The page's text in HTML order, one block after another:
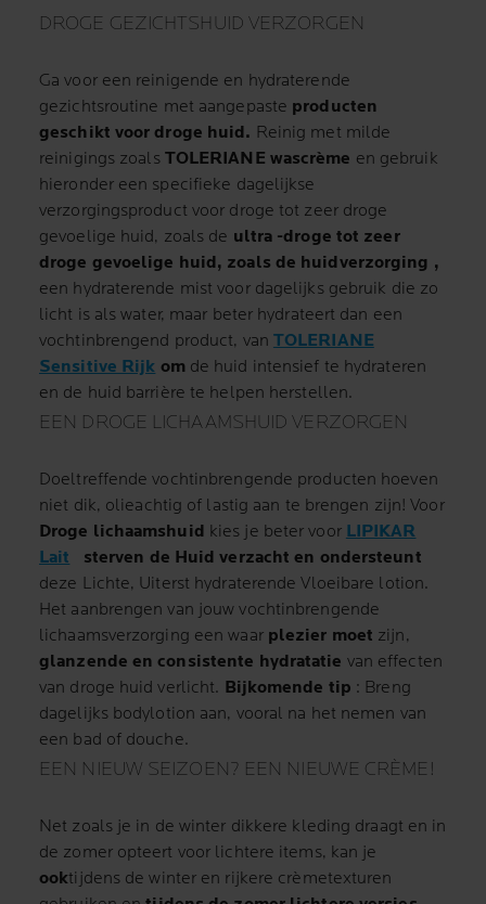
DROGE GEZICHTSHUID VERZORGEN
Ga voor een reinigende en hydraterende
gezichtsroutine met aangepaste producten
geschikt voor droge huid. Reinig met milde
reinigings zoals TOLERIANE wascrème en gebruik
hieronder een specifieke dagelijkse
verzorgingsproduct voor droge tot zeer droge
gevoelige huid, zoals de ultra -droge tot zeer
droge gevoelige huid, zoals de huidverzorging ,
een hydraterende mist voor dagelijks gebruik die zo
licht is als water, maar beter hydrateert dan een
vochtinbrengend product, van TOLERIANE
Sensitive Rijk om de huid intensief te hydrateren
en de huid barrière te helpen herstellen.
EEN DROGE LICHAAMSHUID VERZORGEN
Doeltreffende vochtinbrengende producten hoeven
niet dik, olieachtig of lastig aan te brengen zijn!Voor
Droge lichaamshuid kies je beter voor LIPIKAR
Lait sterven de Huid verzacht en ondersteunt
deze Lichte, Uiterst hydraterende Vloeibare lotion.
Het aanbrengen van jouw vochtinbrengende
lichaamsverzorging een waar plezier moet zijn,
glanzende en consistente hydratatie van effecten
van droge huid verlicht. Bijkomende tip : Breng
dagelijks bodylotion aan, vooral na het nemen van
een bad of douche.
EEN NIEUW SEIZOEN? EEN NIEUWE CRÈME!
Net zoals je in de winter dikkere kleding draagt en in
de zomer opteert voor lichtere items, kan je
ooktijdens de winter en rijkere crèmetexturen